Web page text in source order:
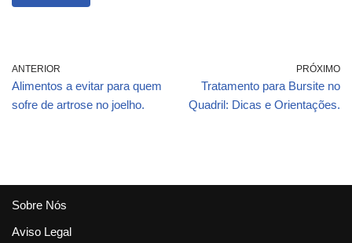
ANTERIOR
Alimentos a evitar para quem
sofre de artrose no joelho.
PRÓXIMO
Tratamento para Bursite no
Quadril: Dicas e Orientações.
Sobre Nós
Aviso Legal